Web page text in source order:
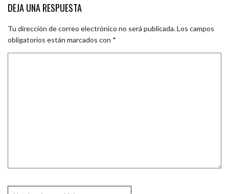
DEJA UNA RESPUESTA
Tu dirección de correo electrónico no será publicada.Los campos
obligatorios están marcados con *